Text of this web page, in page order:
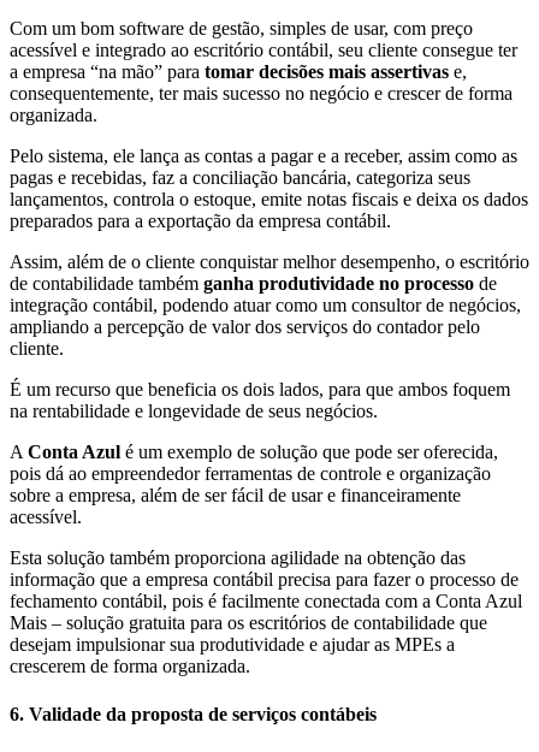
Com um bom software de gestão, simples de usar, com preço
acessível e integrado ao escritório contábil, seu cliente consegue ter
a empresa “na mão” para tomar decisões mais assertivas e,
consequentemente, ter mais sucesso no negócio e crescer de forma
organizada.
Pelo sistema, ele lança as contas a pagar e a receber, assim como as
pagas e recebidas, faz a conciliação bancária, categoriza seus
lançamentos, controla o estoque, emite notas fiscais e deixa os dados
preparados para a exportação da empresa contábil.
Assim, além de o cliente conquistar melhor desempenho, o escritório
de contabilidade também ganha produtividade no processo de
integração contábil, podendo atuar como um consultor de negócios,
ampliando a percepção de valor dos serviços do contador pelo
cliente.
É um recurso que beneficia os dois lados, para que ambos foquem
na rentabilidade e longevidade de seus negócios.
A Conta Azul é um exemplo de solução que pode ser oferecida,
pois dá ao empreendedor ferramentas de controle e organização
sobre a empresa, além de ser fácil de usar e financeiramente
acessível.
Esta solução também proporciona agilidade na obtenção das
informação que a empresa contábil precisa para fazer o processo de
fechamento contábil, pois é facilmente conectada com a Conta Azul
Mais – solução gratuita para os escritórios de contabilidade que
desejam impulsionar sua produtividade e ajudar as MPEs a
crescerem de forma organizada.
6. Validade da proposta de serviços contábeis